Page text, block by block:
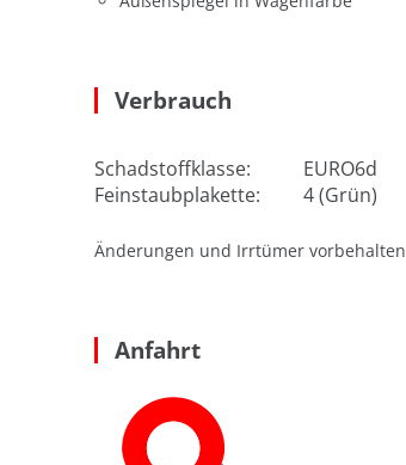
Verbrauch
Schadstoffklasse:
EURO6d
Feinstaubplakette:
4 (Grün)
Änderungen und Irrtümer vorbehalten
Anfahrt